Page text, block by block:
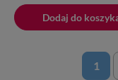
Dodaj do
Dodano do
1